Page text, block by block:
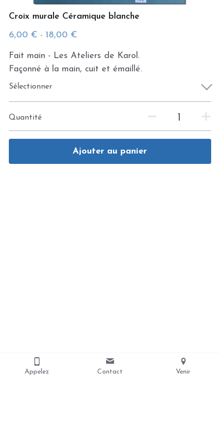
Croix murale Céramique blanche
6,00 € - 18,00 €
Fait main - Les Ateliers de Karol.
Façonné à la main, cuit et émaillé.
Sélectionner
Quantité
Ajouter au panier
Appelez Contact Venir